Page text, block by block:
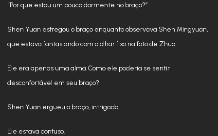
“Por que estou um pouco dormente no braço?”
Shen Yuan esfregou o braço enquanto observava Shen Mingyuan,
que estava fantasiando com o olhar fixo na foto de Zhuo.
Ele era apenas uma alma.Como ele poderia se sentir
desconfortável em seu braço?
Shen Yuan ergueu o braço, intrigado.
Ele estava confuso.